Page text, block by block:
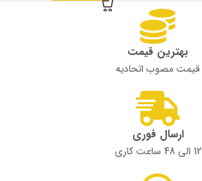
بهترین قیمت
قیمت مصوب اتحادیه
ارسال فوری
12 الی 48 ساعت کاری